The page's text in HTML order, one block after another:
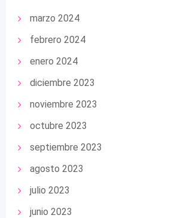
marzo 2024
febrero 2024
enero 2024
diciembre 2023
noviembre 2023
octubre 2023
septiembre 2023
agosto 2023
julio 2023
junio 2023